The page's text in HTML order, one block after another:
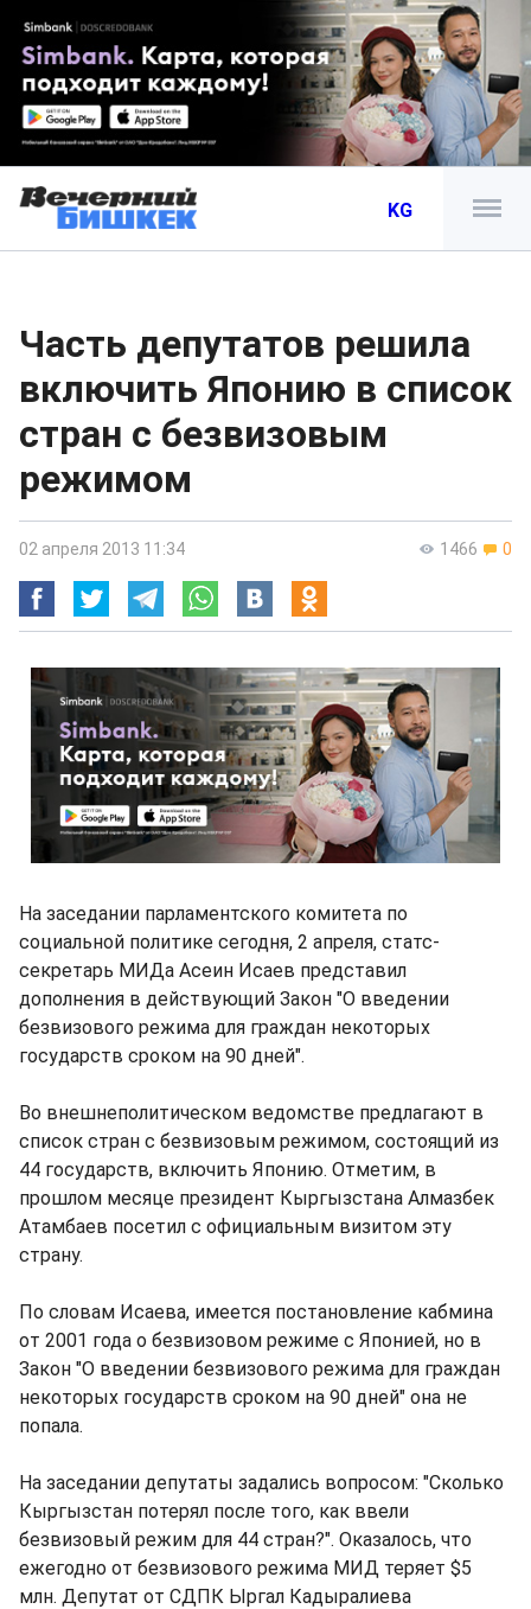
KG
Часть депутатов решила
включить Японию в список
стран с безвизовым
режимом
1466 0
02 апреля 2013 11:34
На заседании парламентского комитета по
социальной политике сегодня, 2 апреля, статс-
секретарь МИДа Асеин Исаев представил
дополнения в действующий Закон "О введении
безвизового режима для граждан некоторых
государств сроком на 90 дней".
Во внешнеполитическом ведомстве предлагают в
список стран с безвизовым режимом, состоящий из
44 государств, включить Японию. Отметим, в
прошлом месяце президент Кыргызстана Алмазбек
Атамбаев посетил с официальным визитом эту
страну.
По словам Исаева, имеется постановление кабмина
от 2001 года о безвизовом режиме с Японией, но в
Закон "О введении безвизового режима для граждан
некоторых государств сроком на 90 дней" она не
попала.
На заседании депутаты задались вопросом: "Сколько
Кыргызстан потерял после того, как ввели
безвизовый режим для 44 стран?". Оказалось, что
ежегодно от безвизового режима МИД теряет $5
млн. Депутат от СДПК Ыргал Кадыралиева